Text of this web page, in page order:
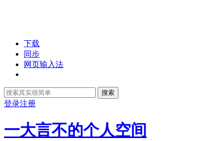
下载
同步
网页输入法
搜索
登录注册
一大言不的个人空间